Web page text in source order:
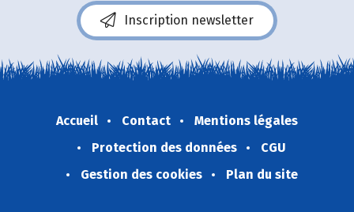
Inscription newsletter
Accueil Contact
Mentions légales
Protection des données
CGU
Gestion des cookies
Plan du site